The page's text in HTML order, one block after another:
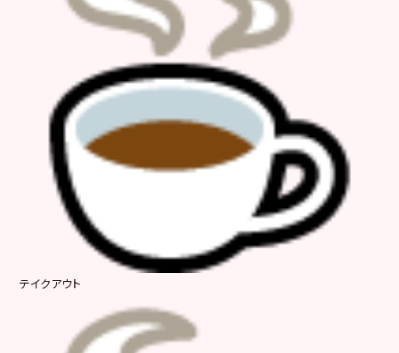
テイクアウト